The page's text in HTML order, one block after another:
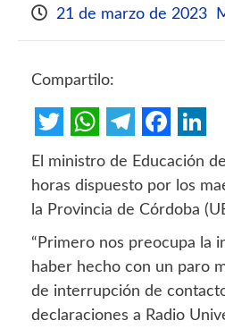
21 de marzo de 2023
Compartilo:
Twitter
WhatsApp
Telegram
El ministro de Educación
horas dispuesto por los
la Provincia de Córdoba
“Primero nos preocupa la
haber hecho con un paro
de interrupción de
declaraciones a Radio